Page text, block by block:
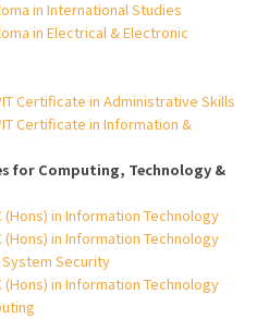
in International Studies
in Electrical & Electronic
Certificate in Administrative Skills
Certificate in Information &
for Computing, Technology &
(Hons) in Information Technology
(Hons) in Information Technology
Security
(Hons) in Information Technology